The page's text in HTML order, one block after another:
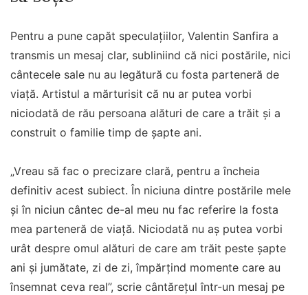
Pentru a pune capăt speculațiilor, Valentin Sanfira a
transmis un mesaj clar, subliniind că nici postările, nici
cântecele sale nu au legătură cu fosta parteneră de
viață. Artistul a mărturisit că nu ar putea vorbi
niciodată de rău persoana alături de care a trăit și a
construit o familie timp de șapte ani.
„Vreau să fac o precizare clară, pentru a încheia
definitiv acest subiect. În niciuna dintre postările mele
și în niciun cântec de-al meu nu fac referire la fosta
mea parteneră de viață. Niciodată nu aș putea vorbi
urât despre omul alături de care am trăit peste șapte
ani și jumătate, zi de zi, împărțind momente care au
însemnat ceva real”, scrie cântărețul într-un mesaj pe